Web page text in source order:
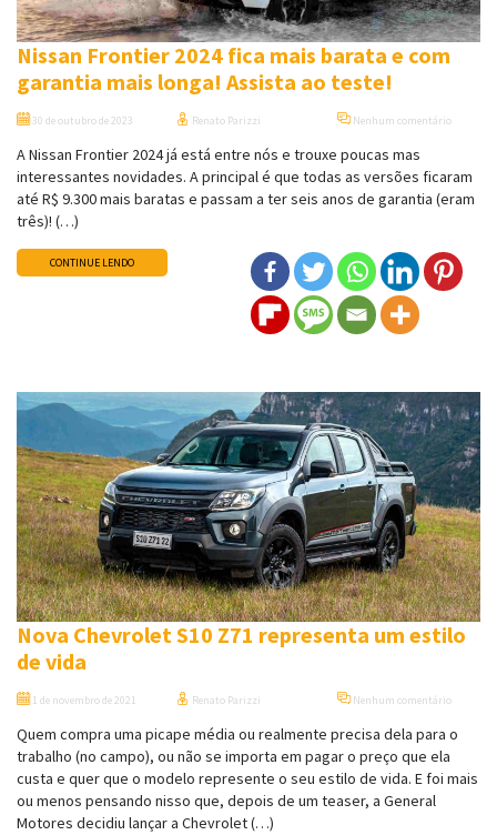
Nissan Frontier 2024 fica mais barata e com
garantia mais longa! Assista ao teste!
30 de outubro de 2023 Renato Parizzi Nenhum comentário
A Nissan Frontier 2024 já está entre nós e trouxe poucas mas
interessantes novidades. A principal é que todas as versões ficaram
até R$ 9.300 mais baratas e passam a ter seis anos de garantia (eram
três)! (…)
CONTINUE LENDO
Nova Chevrolet S10 Z71 representa um estilo
de vida
1 de novembro de 2021 Renato Parizzi Nenhum comentário
Quem compra uma picape média ou realmente precisa dela para o
trabalho (no campo), ou não se importa em pagar o preço que ela
custa e quer que o modelo represente o seu estilo de vida. E foi mais
ou menos pensando nisso que, depois de um teaser, a General
Motores decidiu lançar a Chevrolet (…)